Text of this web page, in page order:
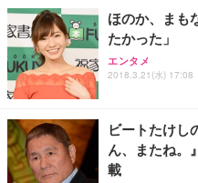
ほのか、まも
たかった」
エンタメ
2018.3.21(水) 17:08
ビートたけし
ん、またね。
載